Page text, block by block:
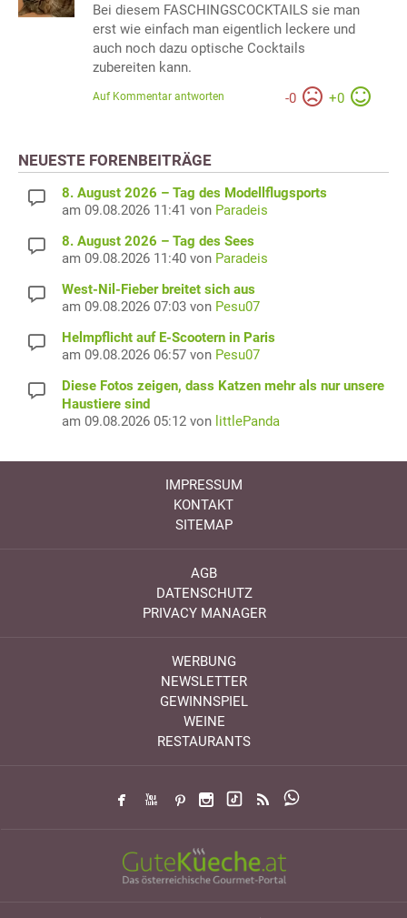
Bei diesem FASCHINGSCOCKTAILS sie man
erst wie einfach man eigentlich leckere und
auch noch dazu optische Cocktails
zubereiten kann.
-0 +0
Auf Kommentar antworten
NEUESTE FORENBEITRÄGE
8. August 2026 – Tag des Modellflugsports
am 09.08.2026 11:41 von Paradeis
8. August 2026 – Tag des Sees
am 09.08.2026 11:40 von Paradeis
West-Nil-Fieber breitet sich aus
am 09.08.2026 07:03 von Pesu07
Helmpflicht auf E-Scootern in Paris
am 09.08.2026 06:57 von Pesu07
Diese Fotos zeigen, dass Katzen mehr als nur unsere
Haustiere sind
am 09.08.2026 05:12 von littlePanda
IMPRESSUM
KONTAKT
SITEMAP
AGB
DATENSCHUTZ
PRIVACY MANAGER
WERBUNG
NEWSLETTER
GEWINNSPIEL
WEINE
RESTAURANTS